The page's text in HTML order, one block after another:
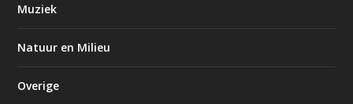
Muziek
Natuur en Milieu
Overige